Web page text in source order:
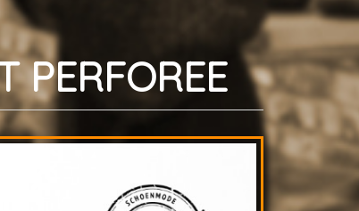
PERFOREE